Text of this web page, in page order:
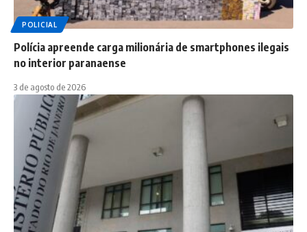
POLICIAL
Polícia apreende carga milionária de smartphones ilegais
no interior paranaense
3 de agosto de 2026